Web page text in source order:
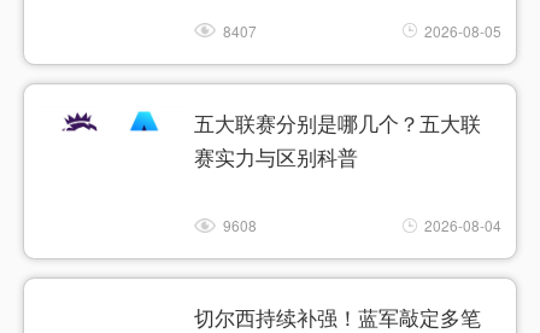
8407 2026-08-05
五大联赛分别是哪几个？五大联
赛实力与区别科普
9608 2026-08-04
切尔西持续补强！蓝军敲定多笔